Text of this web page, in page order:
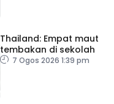
Thailand: Empat maut
tembakan di sekolah
7 Ogos 2026 1:39 pm